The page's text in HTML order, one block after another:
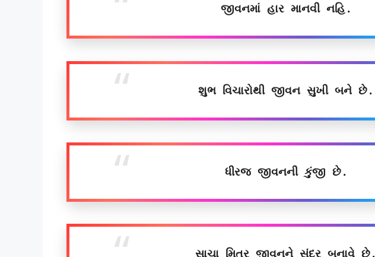
જીવનમાં હાર માનવી નહિ.
શુભ વિચારોથી જીવન સુખી બને છે.
ધીરજ જીવનની કુંજી છે.
સાચા મિત્ર જીવનને સુંદર બનાવે છે.